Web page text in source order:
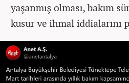
yaşanmış olması, bakım
kusur ve ihmal iddialarını